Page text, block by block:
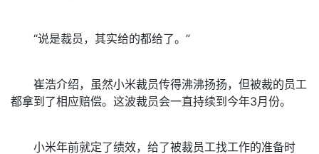
“说是裁员，其实给的都给了。”
崔浩介绍，虽然小米裁员传得沸沸扬扬，但被裁的员工
都拿到了相应赔偿。这波裁员会一直持续到今年3月份。
小米年前就定了绩效，给了被裁员工找工作的准备时